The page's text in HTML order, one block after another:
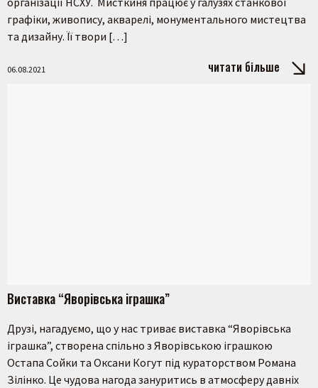
графіки, живопису, акварелі, монументального мистецтва
та дизайну. Її твори […]
06.08.2021 читати більше
Виставка “Яворівська іграшка”
Друзі, нагадуємо, що у нас триває виставка “Яворівська
іграшка”, створена спільно з Яворівською іграшкою
Остапа Сойки та Оксани Когут під кураторством Романа
Зілінко. Це чудова нагода зануритись в атмосферу давніх